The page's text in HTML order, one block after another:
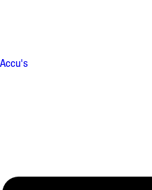
Accu's